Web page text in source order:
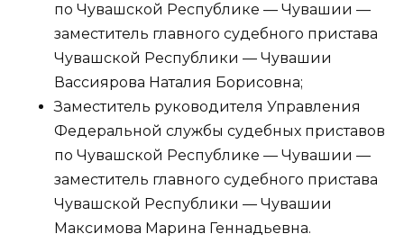
по Чувашской Республике — Чувашии —
заместитель главного судебного пристава
Чувашской Республики — Чувашии
Вассиярова Наталия Борисовна;
Заместитель руководителя Управления
Федеральной службы судебных приставов
по Чувашской Республике — Чувашии —
заместитель главного судебного пристава
Чувашской Республики — Чувашии
Максимова Марина Геннадьевна.